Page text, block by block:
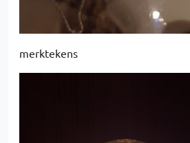
merktekens